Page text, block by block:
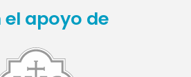
el apoyo de